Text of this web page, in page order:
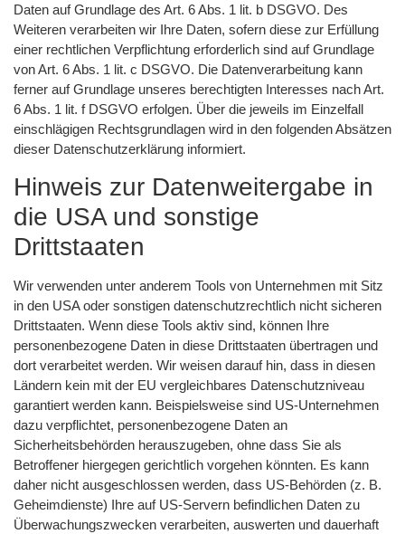
Daten auf Grundlage des Art. 6 Abs. 1 lit. b DSGVO. Des
Weiteren verarbeiten wir Ihre Daten, sofern diese zur Erfüllung
einer rechtlichen Verpflichtung erforderlich sind auf Grundlage
von Art. 6 Abs. 1 lit. c DSGVO. Die Datenverarbeitung kann
ferner auf Grundlage unseres berechtigten Interesses nach Art.
6 Abs. 1 lit. f DSGVO erfolgen. Über die jeweils im Einzelfall
einschlägigen Rechtsgrundlagen wird in den folgenden Absätzen
dieser Datenschutzerklärung informiert.
Hinweis zur Datenweitergabe in
die USA und sonstige
Drittstaaten
Wir verwenden unter anderem Tools von Unternehmen mit Sitz
in den USA oder sonstigen datenschutzrechtlich nicht sicheren
Drittstaaten. Wenn diese Tools aktiv sind, können Ihre
personenbezogene Daten in diese Drittstaaten übertragen und
dort verarbeitet werden. Wir weisen darauf hin, dass in diesen
Ländern kein mit der EU vergleichbares Datenschutzniveau
garantiert werden kann. Beispielsweise sind US-Unternehmen
dazu verpflichtet, personenbezogene Daten an
Sicherheitsbehörden herauszugeben, ohne dass Sie als
Betroffener hiergegen gerichtlich vorgehen könnten. Es kann
daher nicht ausgeschlossen werden, dass US-Behörden (z. B.
Geheimdienste) Ihre auf US-Servern befindlichen Daten zu
Überwachungszwecken verarbeiten, auswerten und dauerhaft